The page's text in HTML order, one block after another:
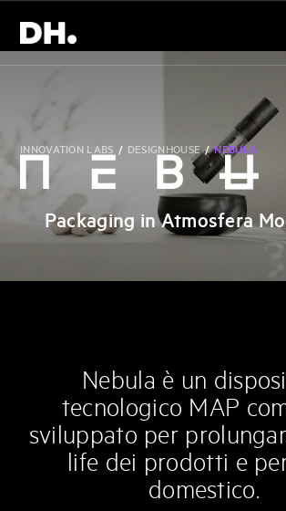
INNOVATION LABS / DESIGNHOUSE / NEBULA
Packaging in Atmosfera
Nebula è un
tecnologico MAP
sviluppato per
life dei prodotti e per
domestico.